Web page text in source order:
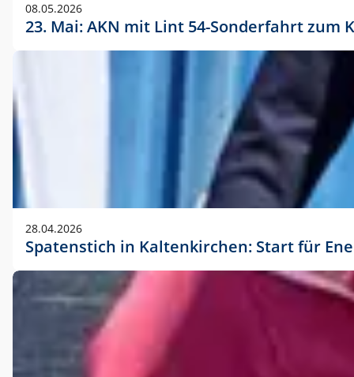
08.05.2026
23. Mai: AKN mit Lint 54-Sonderfahrt
28.04.2026
Spatenstich in Kaltenkirchen: Start für